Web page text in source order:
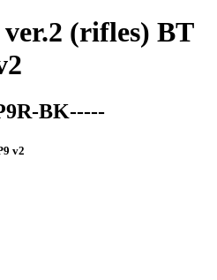
(rifles) BT
BK-----
v2